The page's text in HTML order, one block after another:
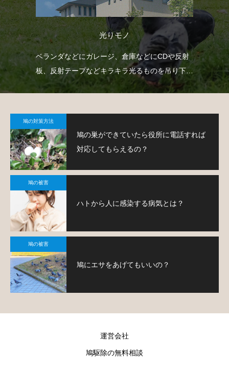
光りモノ
ベランダなどにガレージ、倉庫などにCDや反射
板、反射テープなどキラキラ光るものを吊り下げ
て、鳩を寄り付きにくくするという方法です。
鳩の対策方法
鳩の巣ができていたら役所に電話すれば
対応してもらえるの？
鳩の被害
ハトから人に感染する病気とは？
鳩の被害
鳩にエサをあげてもいいの？
運営会社
鳩駆除の無料相談